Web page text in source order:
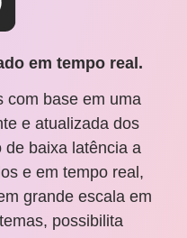
em tempo real.
com base em uma
e atualizada dos
baixa latência a
e em tempo real,
grande escala em
possibilita